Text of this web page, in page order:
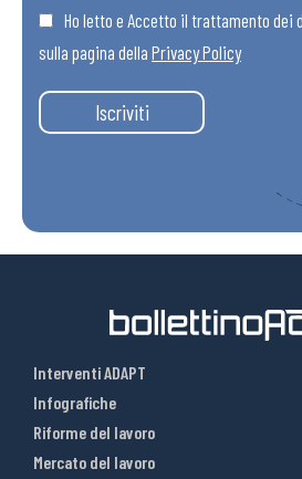
Ho letto e Accetto il trattamento
sulla pagina della Privacy Policy
Iscriviti
Interventi ADAPT
Infografiche
Riforme del lavoro
Mercato del lavoro